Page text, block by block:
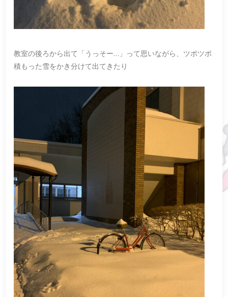
教室の後ろから出て「うっそー…」って思いながら、ツポツポ
積もった雪をかき分けて出てきたり